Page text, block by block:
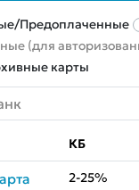
Предоплаченные
(для
карты
КБ
2-25%